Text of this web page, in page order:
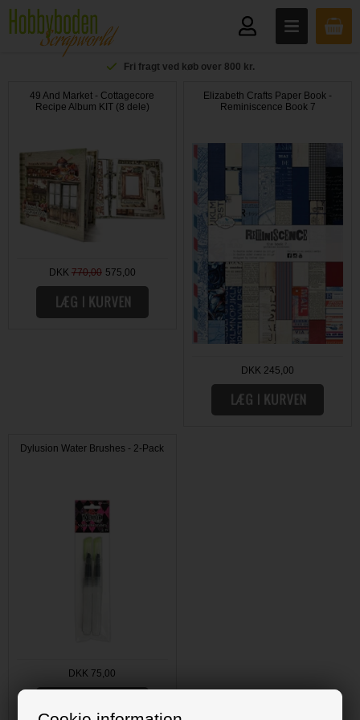
Fri fragt ved køb over 800 kr.
49 And Market - Cottagecore
Recipe Album KIT (8 dele)
DKK 770,00 575,00
Elizabeth Crafts Paper Book -
Reminiscence Book 7
DKK 245,00
Dylusion Water Brushes - 2-Pack
DKK 75,00